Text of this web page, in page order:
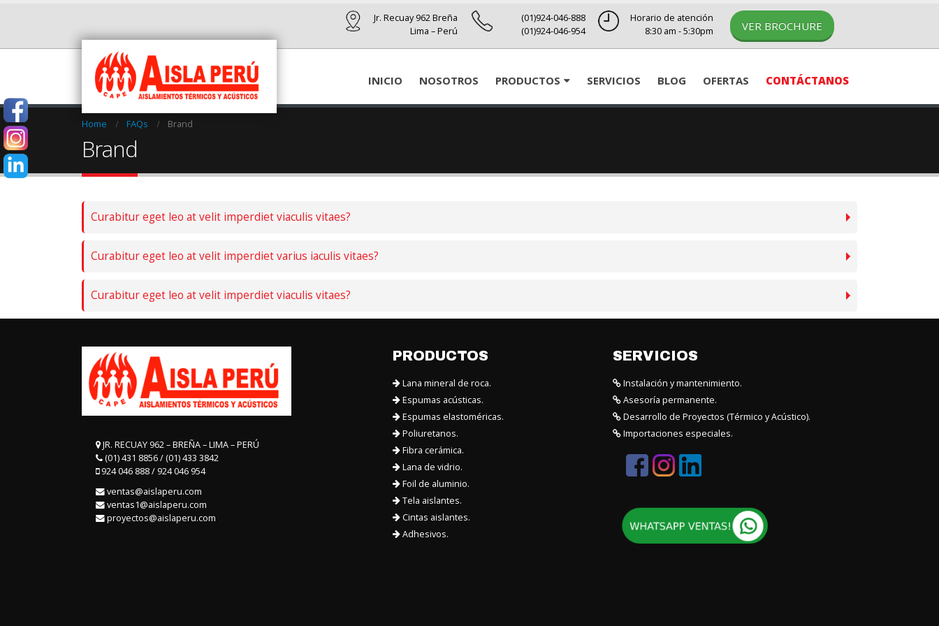
Jr. Recuay 962 Breña
Lima – Perú
(01)924-046-888
(01)924-046-954
Horario de atención
8:30 am - 5:30pm
VER BROCHURE
INICIO NOSOTROS PRODUCTOS SERVICIOS BLOG OFERTAS CONTÁCTANOS
Home FAQs Brand
Brand
Curabitur eget leo at velit imperdiet viaculis vitaes?
Curabitur eget leo at velit imperdiet varius iaculis vitaes?
Curabitur eget leo at velit imperdiet viaculis vitaes?
JR. RECUAY 962 – BREÑA – LIMA – PERÚ
(01) 431 8856 / (01) 433 3842
924 046 888 / 924 046 954
ventas@aislaperu.com
ventas1@aislaperu.com
proyectos@aislaperu.com
PRODUCTOS
Lana mineral de roca.
Espumas acústicas.
Espumas elastoméricas.
Poliuretanos.
Fibra cerámica.
Lana de vidrio.
Foil de aluminio.
Tela aislantes.
Cintas aislantes.
Adhesivos.
SERVICIOS
Instalación y mantenimiento.
Asesoría permanente.
Desarrollo de Proyectos (Térmico y Acústico).
Importaciones especiales.